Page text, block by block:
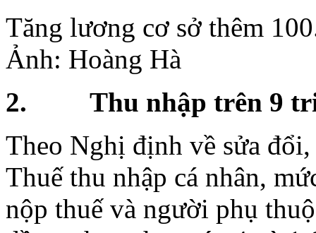
Tăng lương cơ sở thêm
Ảnh: Hoàng Hà
2. Thu nhập trên 9
Theo Nghị định về sửa
Thuế thu nhập cá nhân,
nộp thuế và người phụ